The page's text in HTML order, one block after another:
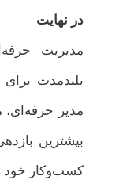
در نهایت
مدیریت
بلندمدت
مدیر حرفه‌ای،
بیشترین
کسب‌وکار خود